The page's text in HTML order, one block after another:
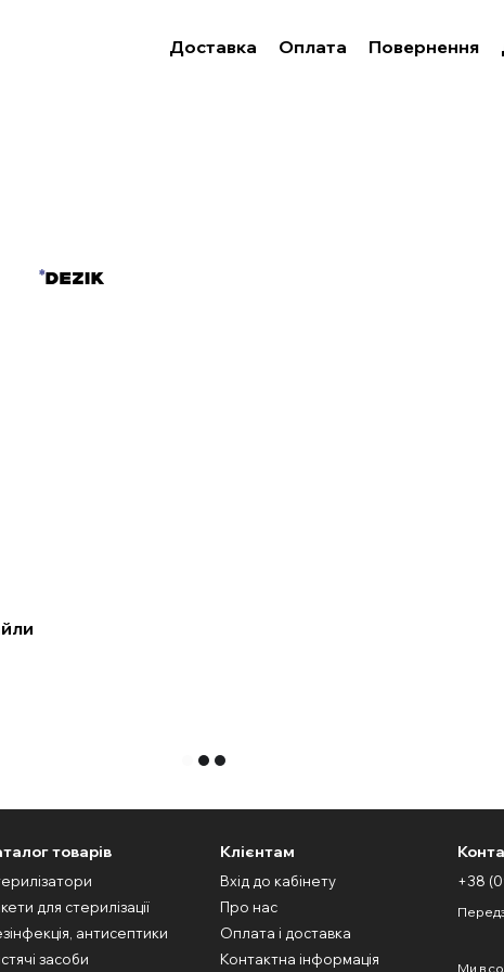
Доставка Оплата Повернення
товарів
для стерилізації
антисептики
засоби
Клієнтам
Вхід до кабінету
Про нас
Оплата і доставка
Контактна інформація
+38
Ми в